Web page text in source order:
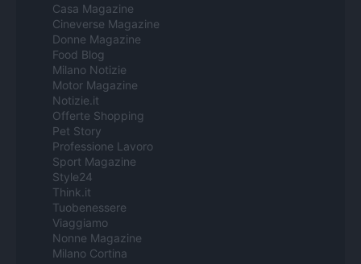
Casa Magazine
Cineverse Magazine
Donne Magazine
Food Blog
Milano Notizie
Motor Magazine
Notizie.it
Offerte Shopping
Pet Story
Professione Lavoro
Sport Magazine
Style24
Think.it
Tuobenessere
Viaggiamo
Nonne Magazine
Milano Cortina